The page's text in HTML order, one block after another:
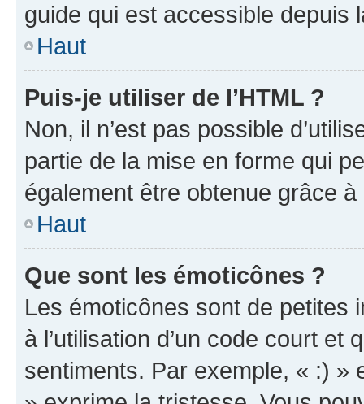
guide qui est accessible depuis
Haut
Puis-je utiliser de l’HTML ?
Non, il n’est pas possible
partie de la mise en forme qui
également être obtenue grâce à
Haut
Que sont les émoticônes ?
Les émoticônes sont de petites
à l’utilisation d’un code court et
sentiments. Par exemple, « :) »